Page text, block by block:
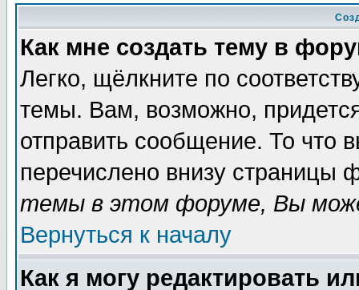
Как мне создать тему в
Легко, щёлкните по
темы. Вам, возможно,
отправить сообщение. То что
перечислено внизу страницы
темы в этом форуме, Вы
Вернуться к началу
Как я могу редактировать